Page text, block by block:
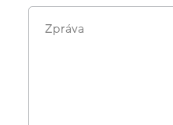
Zpráva